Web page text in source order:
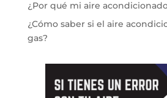
¿Por qué mi aire
¿Cómo saber si el aire
gas?